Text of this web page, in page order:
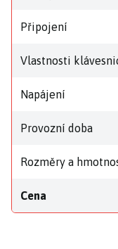
Připojení
Vlastnosti
Napájení
Provozní doba
Rozměry a
Cena